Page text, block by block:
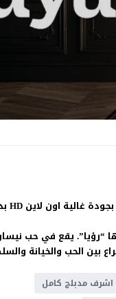
“رؤيا”. يقع في حب
بين الحب والخيانة
مدبلج كامل